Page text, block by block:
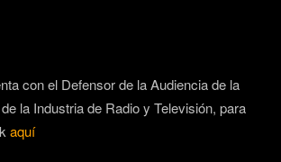
con el Defensor de la Audiencia de la
la Industria de Radio y Televisión, para
aquí